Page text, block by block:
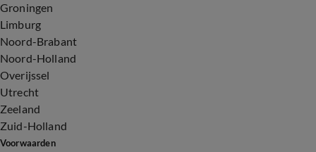
Groningen
Limburg
Noord-Brabant
Noord-Holland
Overijssel
Utrecht
Zeeland
Zuid-Holland
Voorwaarden